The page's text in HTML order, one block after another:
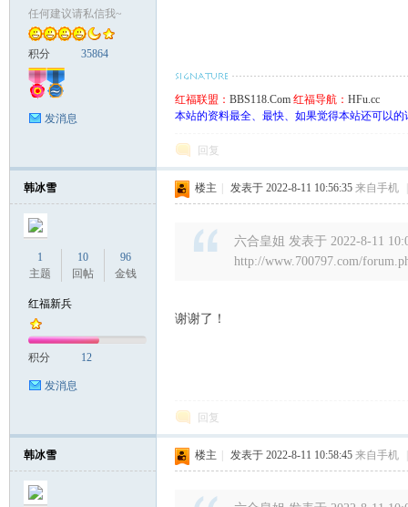
任何建议请私信我~
积分 35864
发消息
红福联盟： BBS118.Com 红福导航： HFu.cc
本站的资料最全、最快、如果觉得本站还可以
回复
韩冰雪
1
主题
10
回帖
96
金钱
红福新兵
积分 12
发消息
楼主 发表于 2022-8-11 10:56:35 来自手机
六合皇姐 发表于 2022-8-11
http://www.700797.com/
谢谢了！
回复
韩冰雪 楼主 发表于 2022-8-11 10:58:45 来自手机